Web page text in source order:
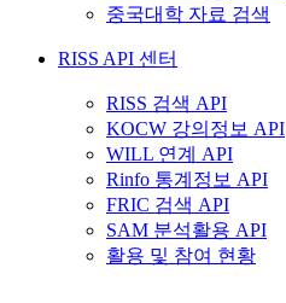
중국대학 자료 검색
RISS API 센터
RISS 검색 API
KOCW 강의정보 API
WILL 연계 API
Rinfo 통계정보 API
FRIC 검색 API
SAM 분석활용 API
활용 및 참여 현황